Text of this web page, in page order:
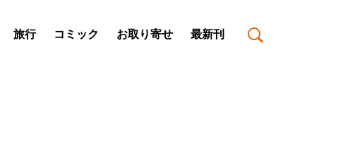
旅行 コミック お取り寄せ 最新刊